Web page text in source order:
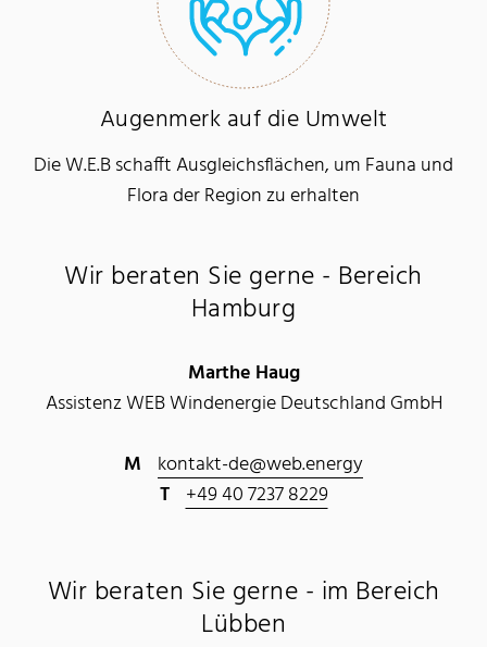
Augenmerk auf die Umwelt
Die W.E.B schafft Ausgleichsflächen, um Fauna und
Flora der Region zu erhalten
Wir beraten Sie gerne - Bereich
Hamburg
Marthe Haug
Assistenz WEB Windenergie Deutschland GmbH
M kontakt-de@web.energy
T +49 40 7237 8229
Wir beraten Sie gerne - im Bereich
Lübben